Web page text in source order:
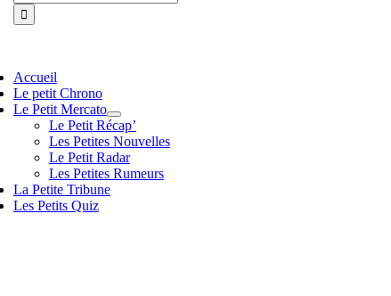
Accueil
Le petit Chrono
Le Petit Mercato
Le Petit Récap’
Les Petites Nouvelles
Le Petit Radar
Les Petites Rumeurs
La Petite Tribune
Les Petits Quiz